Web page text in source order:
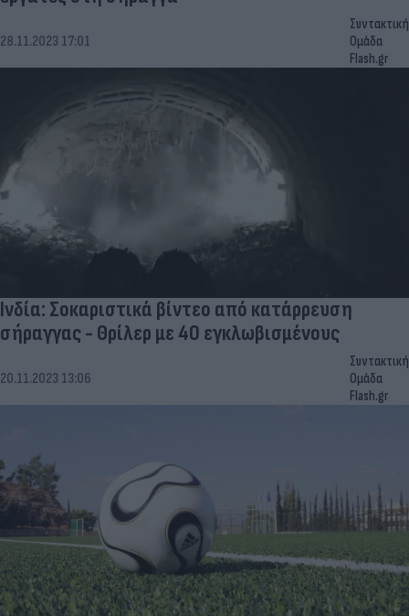
28.11.2023 17:01
Συντακτική
Ομάδα
Flash.gr
Ινδία: Σοκαριστικά βίντεο από κατάρρευση
σήραγγας - Θρίλερ με 40 εγκλωβισμένους
20.11.2023 13:06
Συντακτική
Ομάδα
Flash.gr